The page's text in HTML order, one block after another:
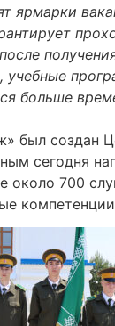
ярмарки
больше
был создан
сегодня
700